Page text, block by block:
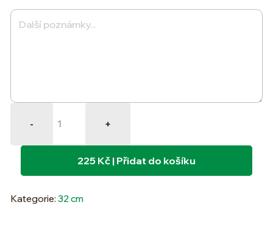
- +
225 Kč | Přidat do košíku
Kategorie: 32 cm